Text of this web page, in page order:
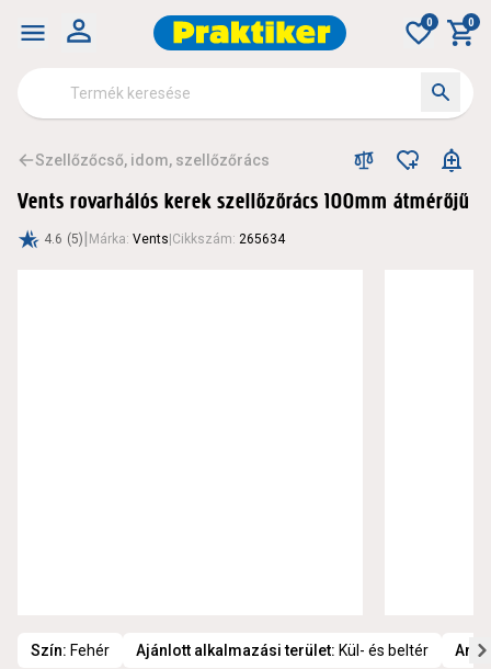
0 0
Szellőzőcső, idom, szellőzőrács
Vents rovarhálós kerek szellőzőrács 100mm átmérőjű
4.6 (5)| Márka: Vents Cikkszám: 265634
Szín: Fehér Ajánlott alkalmazási terület: Kül- és beltér